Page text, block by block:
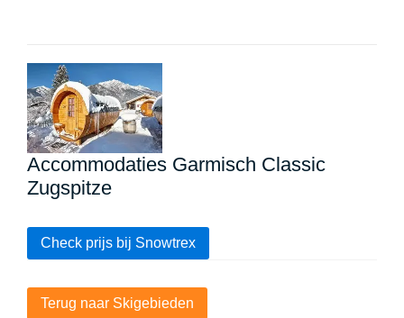
Accommodaties Garmisch Classic
Zugspitze
Check prijs bij Snowtrex
Terug naar Skigebieden